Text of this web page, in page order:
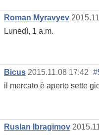
Roman Myravyev
Lunedì, 1 a.m.
Bicus 2015.11.08 17:42
il mercato è aperto sette
Ruslan Ibragimov